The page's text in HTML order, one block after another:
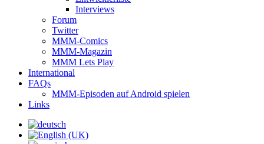
Interviews
Forum
Twitter
MMM-Comics
MMM-Magazin
MMM Lets Play
International
FAQs
MMM-Episoden auf Android spielen
Links